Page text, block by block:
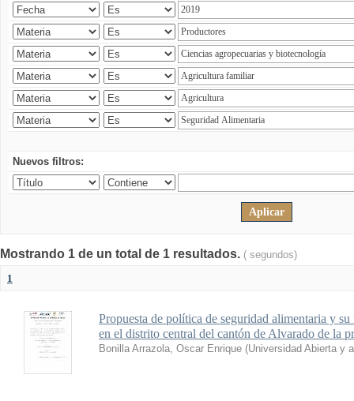
Nuevos filtros:
Mostrando 1 de un total de 1 resultados. ( segundos)
1
Propuesta de política de seguridad alimentaria y
en el distrito central del cantón de Alvarado de la
Bonilla Arrazola, Oscar Enrique (Universidad Abierta y